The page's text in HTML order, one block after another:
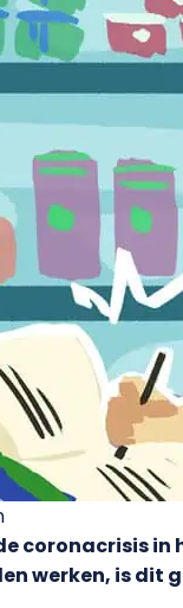
coronacrisis
werken, is dit